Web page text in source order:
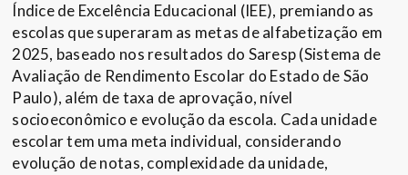
Índice de Excelência Educacional (IEE), premiando as
escolas que superaram as metas de alfabetização em
2025, baseado nos resultados do Saresp (Sistema de
Avaliação de Rendimento Escolar do Estado de São
Paulo), além de taxa de aprovação, nível
socioeconômico e evolução da escola. Cada unidade
escolar tem uma meta individual, considerando
evolução de notas, complexidade da unidade,